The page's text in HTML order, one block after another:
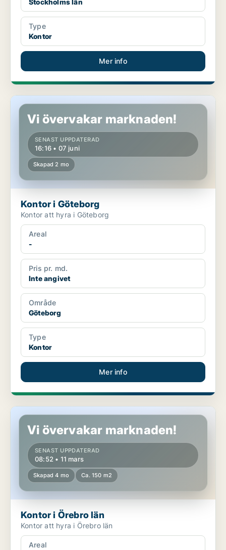
Stockholms län
Type
Kontor
Mer info
Kontor i Göteborg
Vi övervakar marknaden!
SENAST UPPDATERAD
16:16 • 07 juni
Skapad 2 mo
Kontor i Göteborg
Kontor att hyra i Göteborg
Areal
-
Pris pr. md.
Inte angivet
Område
Göteborg
Type
Kontor
Mer info
Kontor i Örebro län
Vi övervakar marknaden!
SENAST UPPDATERAD
08:52 • 11 mars
Skapad 4 mo Ca. 150 m2
Kontor i Örebro län
Kontor att hyra i Örebro län
Areal